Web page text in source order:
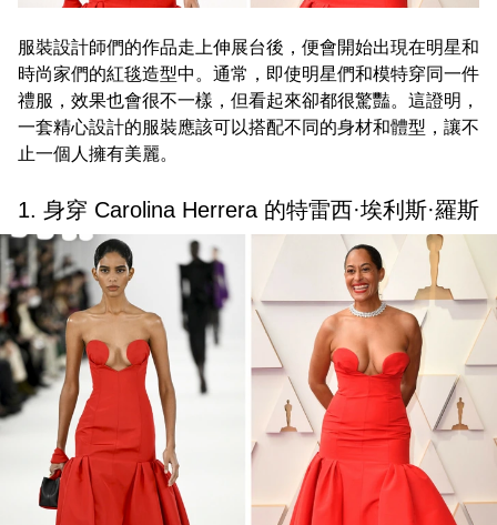
服裝設計師們的作品走上伸展台後，便會開始出現在明星和
時尚家們的紅毯造型中。通常，即使明星們和模特穿同一件
禮服，效果也會很不一樣，但看起來卻都很驚豔。這證明，
一套精心設計的服裝應該可以搭配不同的身材和體型，讓不
止一個人擁有美麗。
1. 身穿 Carolina Herrera 的特雷西·埃利斯·羅斯